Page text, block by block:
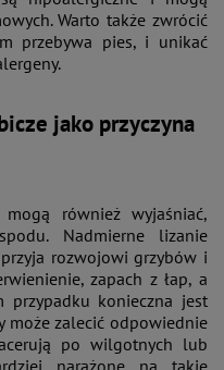
Warto także zwrócić
przebywa pies, i unikać
jako przyczyna
również wyjaśniać,
Nadmierne lizanie
rozwojowi grzybów i
zapach z łap, a
przypadku konieczna jest
może zalecić odpowiednie
po wilgotnych lub
narażone na takie